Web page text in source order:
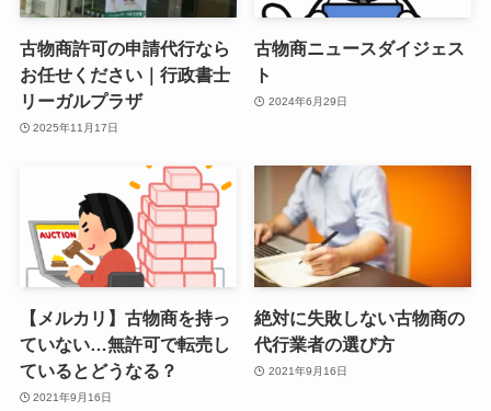
古物商許可の申請代行なら
お任せください｜行政書士
リーガルプラザ
2025年11月17日
古物商ニュースダイジェス
ト
2024年6月29日
【メルカリ】古物商を持っ
ていない…無許可で転売し
ているとどうなる？
2021年9月16日
絶対に失敗しない古物商の
代行業者の選び方
2021年9月16日